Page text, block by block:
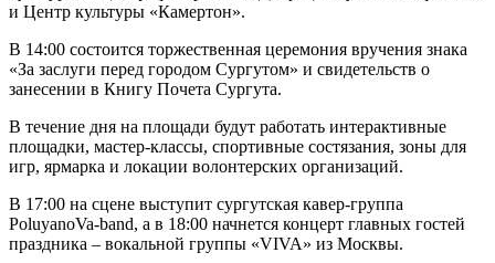
и Центр культуры «Камертон».
В 14:00 состоится торжественная церемония вручения знака
«За заслуги перед городом Сургутом» и свидетельств о
занесении в Книгу Почета Сургута.
В течение дня на площади будут работать интерактивные
площадки, мастер-классы, спортивные состязания, зоны для
игр, ярмарка и локации волонтерских организаций.
В 17:00 на сцене выступит сургутская кавер-группа
PoluyanoVa-band, а в 18:00 начнется концерт главных гостей
праздника – вокальной группы «VIVA» из Москвы.